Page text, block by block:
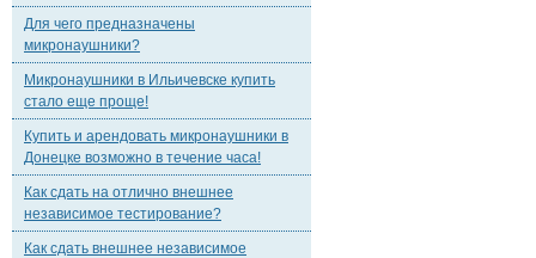
Для чего предназначены
микронаушники?
Микронаушники в Ильичевске купить
стало еще проще!
Купить и арендовать микронаушники в
Донецке возможно в течение часа!
Как сдать на отлично внешнее
независимое тестирование?
Как сдать внешнее независимое